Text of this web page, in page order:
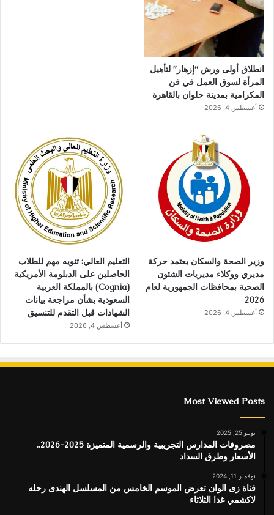
انطلاق أولى ورش “إزهار” لتأهيل
المرأة لسوق العمل في فن
المكرامية بمدينة حلوان بالقاهرة
أغسطس 4, 2026
وزير الصحة والسكان يعتمد حركة
مديري ووكلاء مديريات الشئون
الصحية بمحافظات الجمهورية لعام
2026
أغسطس 4, 2026
التعليم العالي: تنويه مهم للطلاب
الحاصلين على الدبلومة الأمريكية
(Cognia) بالمملكة العربية
السعودية بشأن مراجعة بيانات
الشهادات قبل التقدم للتنسيق
أغسطس 4, 2026
Most Viewed Posts
يونيو 25, 2025
مصروفات المدارس التجريبية والرسمية المتميزة 2025-2026..
الأسعار وطرق السداد
نوفمبر 11, 2024
قناة زى الوان تعرض الموسم الخامس من المسلسل الهندى رحله
لاكشمي غدا الثلاثاء